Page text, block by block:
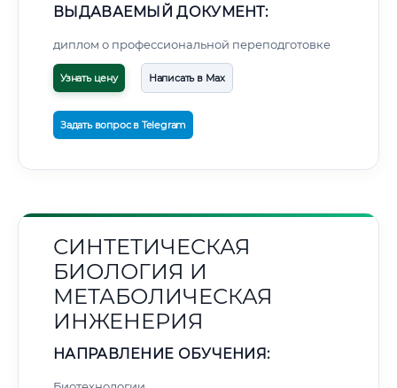
ВЫДАВАЕМЫЙ ДОКУМЕНТ:
диплом о профессиональной переподготовке
Узнать цену Написать в Max
Задать вопрос в Telegram
СИНТЕТИЧЕСКАЯ
БИОЛОГИЯ И
МЕТАБОЛИЧЕСКАЯ
ИНЖЕНЕРИЯ
НАПРАВЛЕНИЕ ОБУЧЕНИЯ: